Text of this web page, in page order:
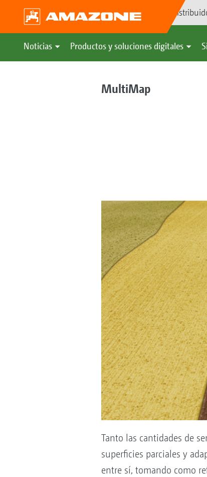
Búsqueda de
Noticias Productos y soluciones digitales
MultiMap
Tanto las cantidades de
superficies parciales y
entre sí, tomando como